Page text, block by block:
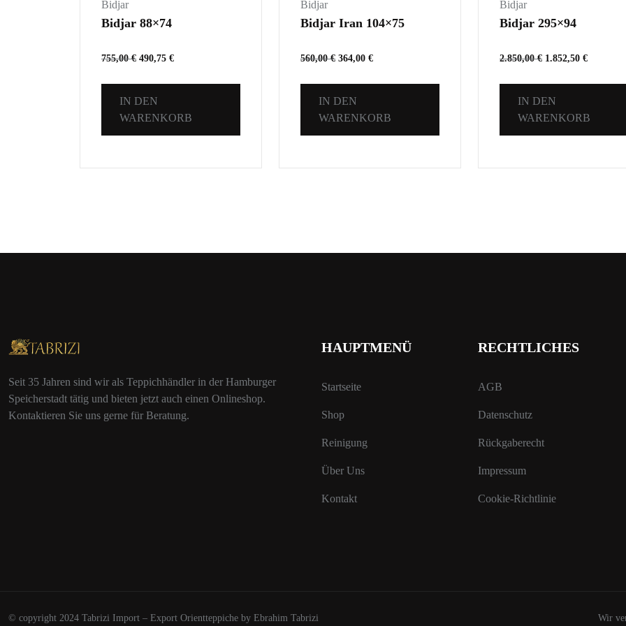
Bidjar
Bidjar 88×74
755,00€ 490,75 €
IN DEN
WARENKORB
Bidjar
Bidjar Iran 104×75
560,00€ 364,00 €
IN DEN
WARENKORB
Bidjar
Bidjar 295×94
2.850,00€ 1.852,50 €
IN DEN
WARENKORB
Seit 35 Jahren sind wir als Teppichhändler in der Hamburger
Speicherstadt tätig und bieten jetzt auch einen Onlineshop.
Kontaktieren Sie uns gerne für Beratung.
HAUPTMENÜ
Startseite
Shop
Reinigung
Über Uns
Kontakt
RECHTLICHES
AGB
Datenschutz
Rückgaberecht
Impressum
Cookie-Richtlinie
© copyright 2024 Tabrizi Import – Export Orientteppiche by Ebrahim Tabrizi Wir